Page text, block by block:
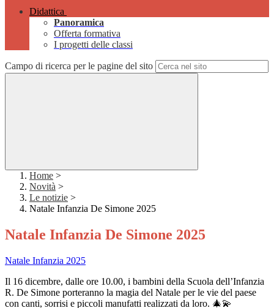
Didattica
Panoramica
Offerta formativa
I progetti delle classi
Campo di ricerca per le pagine del sito
Home >
Novità >
Le notizie >
Natale Infanzia De Simone 2025
Natale Infanzia De Simone 2025
Natale Infanzia 2025
Il 16 dicembre, dalle ore 10.00, i bambini della Scuola dell’Infanzia
R. De Simone porteranno la magia del Natale per le vie del paese
con canti, sorrisi e piccoli manufatti realizzati da loro. 🎄💫